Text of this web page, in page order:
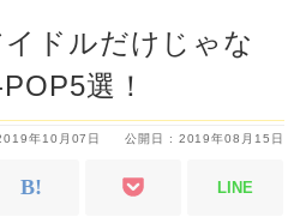
ドルだけじゃな
選！
公開日 : 2019年08月15日
年10月07日
LINE